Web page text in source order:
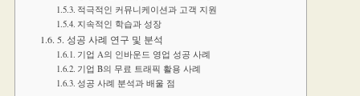
적극적인 커뮤니케이션과 고객 지원
지속적인 학습과 성장
5. 성공 사례 연구 및 분석
기업 A의 인바운드 영업 성공 사례
기업 B의 무료 트래픽 활용 사례
성공 사례 분석과 배울 점